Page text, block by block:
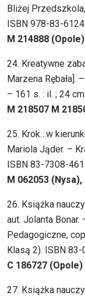
Bliżej
ISBN 978-83-
M 214888 (Opole)
24. Kreatywne
Marzena Rębała].
– 161 s. : il. ; 24
M 218507 M
25. Krok…w
Mariola Jąder. –
ISBN 83-7308-
M 062053
26. Książka
aut. Jolanta
Pedagogiczne,
Klasą 2). ISBN
C 186727 (Opole)
27. Książka